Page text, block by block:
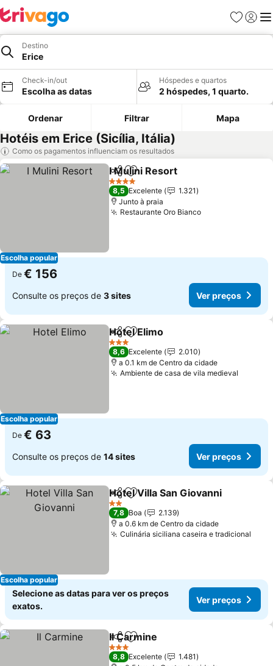
Favoritos
Iniciar
Destino
Erice
Check-in/out
Escolha as datas
Hóspedes e quartos
2 hóspedes, 1 quarto.
Ordenar Filtrar Mapa
Hotéis em Erice (Sicília, Itália)
Como os pagamentos influenciam os resultados
Escolha popular
PartilharAdicionar aos favoritos
I Mulini Resort
4 Estrelas
8,5 Excelente
1.321
Junto à praia
Restaurante Oro Bianco
De € 156
Consulte os preços de 3 sites Ver preços
Escolha popular
PartilharAdicionar aos favoritos
Hotel Elimo
3 Estrelas
8,6 Excelente
2.010
a 0.1 km de Centro da cidade
Ambiente de casa de vila medieval
De € 63
Consulte os preços de 14 sites Ver preços
Escolha popular
PartilharAdicionar aos favoritos
Hotel Villa San Giovanni
2 Estrelas
7,8 Boa
2.139
a 0.6 km de Centro da cidade
Culinária siciliana caseira e tradicional
Selecione as datas para ver os preços
exatos.
Ver preços
PartilharAdicionar aos favoritos
Il Carmine
3 Estrelas
8,8 Excelente
1.481